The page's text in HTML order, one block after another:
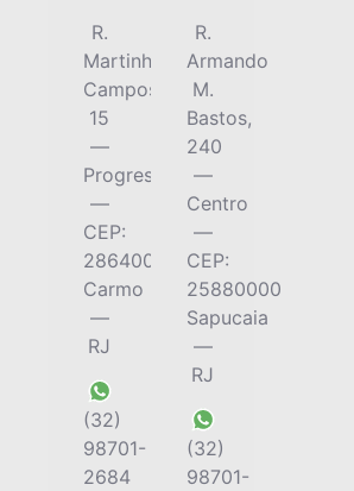
R.
Martinho
Campos,
15
—
Progresso
—
CEP:
28640000
Carmo
—
RJ
(32)
98701-
2684
R.
Armando
M.
Bastos,
240
—
Centro
—
CEP:
25880000
Sapucaia
—
RJ
(32)
98701-